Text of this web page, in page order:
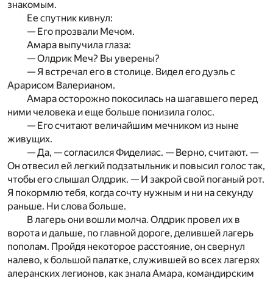
знакомым.
Ее спутник кивнул:
— Его прозвали Мечом.
Амара выпучила глаза:
— Олдрик Меч? Вы уверены?
— Я встречал его в столице. Видел его дуэль с
Арарисом Валерианом.
Амара осторожно покосилась на шагавшего перед
ними человека и еще больше понизила голос.
— Его считают величайшим мечником из ныне
живущих.
— Да, — согласился Фиделиас. — Верно, считают. —
Он отвесил ей легкий подзатыльник и повысил голос так,
чтобы­ его слышал Олдрик. — И закрой свой поганый рот.
Я покормлю тебя, когда сочту нужным и ни на секунду
раньше. Ни слова больше.
В лагерь они вошли молча. Олдрик провел их в
ворота и дальше, по главной дороге, делившей лагерь
пополам. Пройдя некоторое расстояние, он свернул
налево, к большой палатке, служившей во всех лагерях
алеранских легионов, как знала Амара, командирским